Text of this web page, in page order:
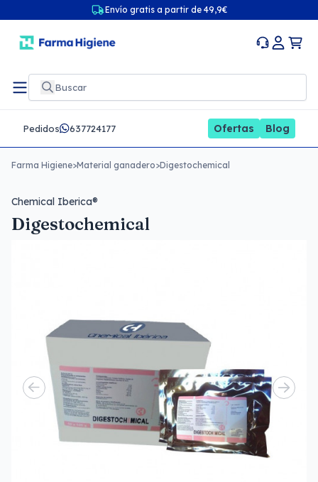
Envío gratis a partir de 49,9€
Pedidos 637724177 Ofertas Blog
Farma Higiene>Material ganadero>Digestochemical
Chemical Iberica®
Digestochemical